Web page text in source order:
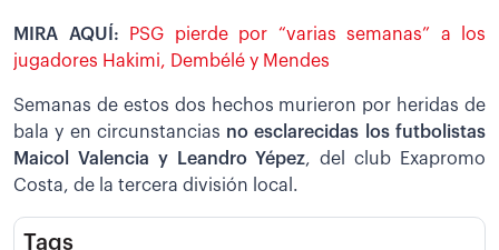
MIRA AQUÍ:
PSG pierde por “varias semanas” a los
jugadores Hakimi, Dembélé y Mendes
Semanas de estos dos hechos murieron por heridas de
bala y en circunstancias no esclarecidas los futbolistas
Maicol Valencia y Leandro Yépez, del club Exapromo
Costa, de la tercera división local.
Tags